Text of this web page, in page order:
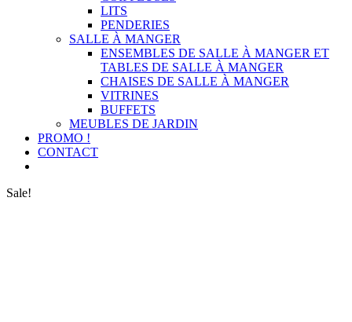
LITS
PENDERIES
SALLE À MANGER
ENSEMBLES DE SALLE À MANGER ET
TABLES DE SALLE À MANGER
CHAISES DE SALLE À MANGER
VITRINES
BUFFETS
MEUBLES DE JARDIN
PROMO !
CONTACT
Sale!